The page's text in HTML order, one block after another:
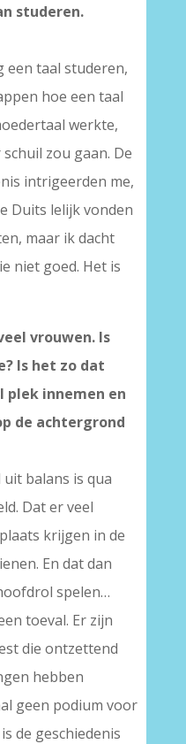
studeren.
een taal studeren,
hoe een taal
werkte,
zou gaan. De
intrigeerden me,
Duits lelijk vonden
maar ik dacht
niet goed. Het is
vrouwen. Is
Is het zo dat
plek innemen en
de achtergrond
balans is qua
Dat er veel
krijgen in de
En dat dan
spelen…
toeval. Er zijn
die ontzettend
hebben
geen podium voor
de geschiedenis